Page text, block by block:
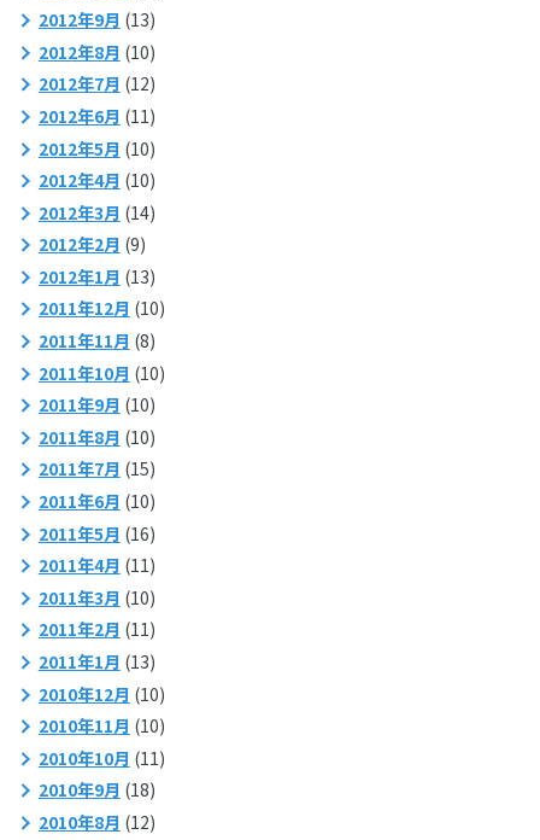
2012年9月 (13)
2012年8月 (10)
2012年7月 (12)
2012年6月 (11)
2012年5月 (10)
2012年4月 (10)
2012年3月 (14)
2012年2月 (9)
2012年1月 (13)
2011年12月 (10)
2011年11月 (8)
2011年10月 (10)
2011年9月 (10)
2011年8月 (10)
2011年7月 (15)
2011年6月 (10)
2011年5月 (16)
2011年4月 (11)
2011年3月 (10)
2011年2月 (11)
2011年1月 (13)
2010年12月 (10)
2010年11月 (10)
2010年10月 (11)
2010年9月 (18)
2010年8月 (12)